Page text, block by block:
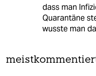
dass man
Quarantäne
wusste man